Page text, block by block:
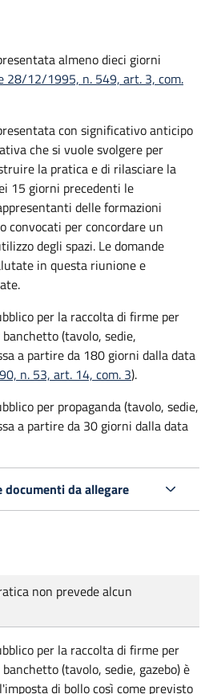
almeno dieci giorni
28/12/1995, n. 549, art. 3, com.
con significativo anticipo
che si vuole svolgere per
la pratica e di rilasciare la
15 giorni precedenti le
delle formazioni
convocati per concordare un
degli spazi. Le domande
in questa riunione e
per la raccolta di firme per
(tavolo, sedie,
a partire da 180 giorni dalla data
n. 53, art. 14, com. 3).
per propaganda (tavolo, sedie,
a partire da 30 giorni dalla data
da allegare
non prevede alcun
per la raccolta di firme per
(tavolo, sedie, gazebo) è
di bollo così come previsto